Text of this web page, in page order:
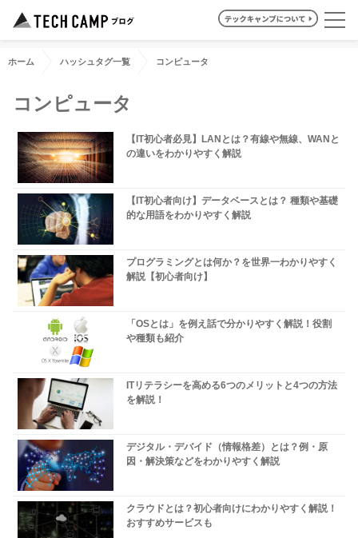
ホーム ハッシュタグ一覧 コンピュータ
コンピュータ
【IT初心者必見】LANとは？有線や無線、WANと
の違いをわかりやすく解説
【IT初心者向け】データベースとは？ 種類や基礎
的な用語をわかりやすく解説
プログラミングとは何か？を世界一わかりやすく
解説【初心者向け】
「OSとは」を例え話で分かりやすく解説！役割
や種類も紹介
ITリテラシーを高める6つのメリットと4つの方法
を解説！
デジタル・デバイド（情報格差）とは？例・原
因・解決策などをわかりやすく解説
クラウドとは？初心者向けにわかりやすく解説！
おすすめサービスも